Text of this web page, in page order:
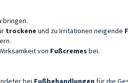
bringen.
trockene und zu Irritationen neigende
von Fußcremes bei.
bei Fußbehandlungen für die